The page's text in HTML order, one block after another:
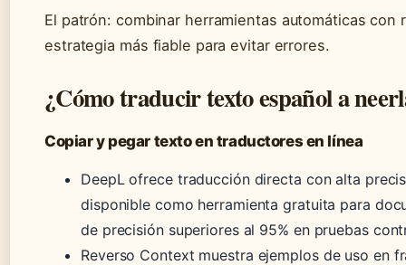
El patrón: combinar herramientas automáticas con
estrategia más fiable para evitar errores.
¿Cómo traducir texto español a
Copiar y pegar texto en traductores en línea
DeepL ofrece traducción directa con alta
disponible como herramienta gratuita para
de precisión superiores al 95% en pruebas
Reverso Context muestra ejemplos de uso en